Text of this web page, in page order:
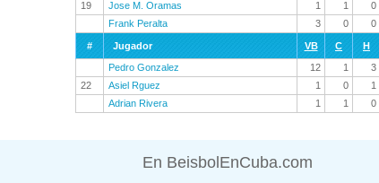
19
Jose M. Oramas 1 1 0
Frank Peralta
3 0 0
# Jugador VB C H
Pedro Gonzalez
12 1 3
22
Asiel Rguez 1 0 1
Adrian Rivera
1 1 0
En BeisbolEnCuba.com